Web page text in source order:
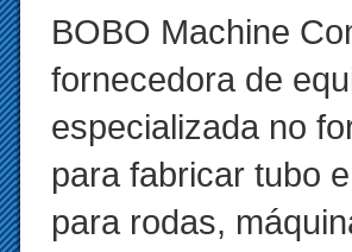
BOBO Machine
fornecedora de
especializada no
para fabricar tubo
para rodas,